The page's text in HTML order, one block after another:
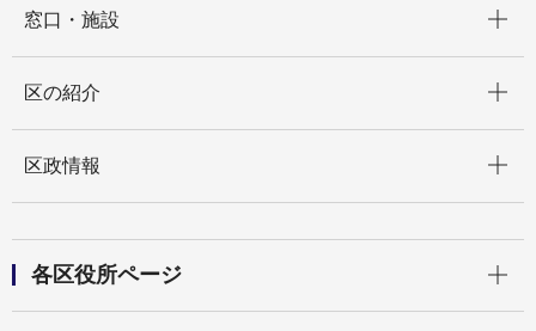
窓口・施設
区の紹介
区政情報
各区役所ページ